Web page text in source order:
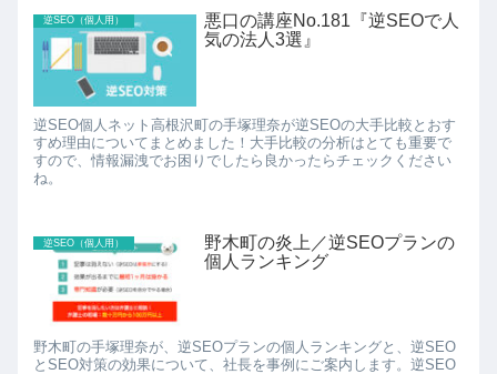
逆SEO（個人用）
悪口の講座No.181『逆SEOで人
気の法人3選』
逆SEO個人ネット高根沢町の手塚理奈が逆SEOの大手比較とおす
すめ理由についてまとめました！大手比較の分析はとても重要で
すので、情報漏洩でお困りでしたら良かったらチェックください
ね。
逆SEO（個人用）
野木町の炎上／逆SEOプランの
個人ランキング
野木町の手塚理奈が、逆SEOプランの個人ランキングと、逆SEO
とSEO対策の効果について、社長を事例にご案内します。逆SEO